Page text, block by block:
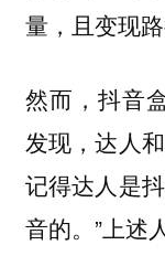
量，且变现路
然而，抖音
发现，达人
记得达人是
音的。”上述